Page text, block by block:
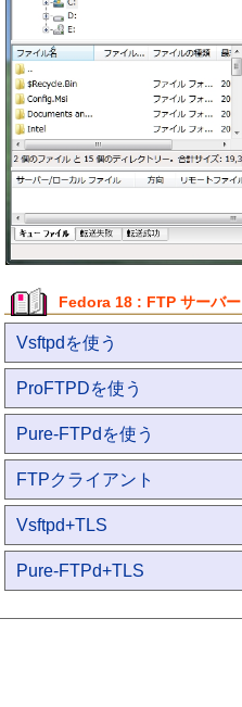
Fedora 18 : FTP サーバー
Vsftpdを使う
ProFTPDを使う
Pure-FTPdを使う
FTPクライアント
Vsftpd+TLS
Pure-FTPd+TLS